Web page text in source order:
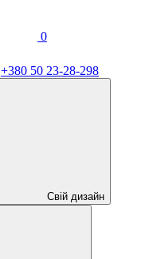
0
+380 50 23-28-298
Свій дизайн